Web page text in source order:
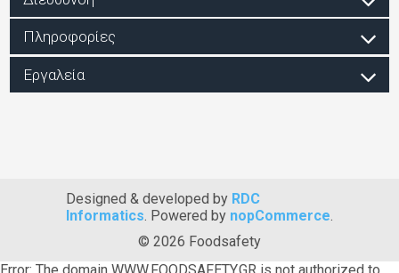
Πληροφορίες
Εργαλεία
Designed & developed by RDC
Informatics. Powered by nopCommerce.
© 2026 Foodsafety